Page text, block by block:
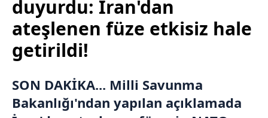
duyurdu: İran'dan
ateşlenen füze etkisiz hale
getirildi!
SON DAKİKA... Milli Savunma
Bakanlığı'ndan yapılan açıklamada